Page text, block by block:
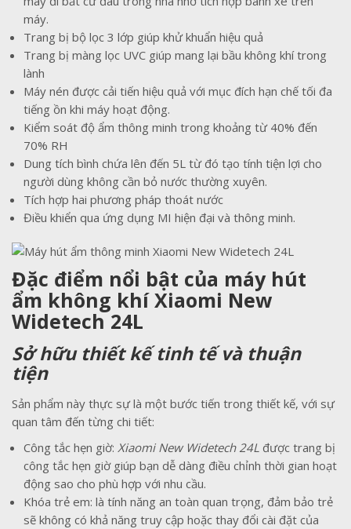
máy.
Trang bị bộ lọc 3 lớp giúp khử khuẩn hiệu quả
Trang bị màng lọc UVC giúp mang lại bầu không khí trong
lành
Máy nén được cải tiến hiệu quả với mục đích hạn chế tối đa
tiếng ồn khi máy hoạt động.
Kiểm soát độ ẩm thông minh trong khoảng từ 40% đến
70% RH
Dung tích bình chứa lên đến 5L từ đó tạo tính tiện lợi cho
người dùng không cần bỏ nước thường xuyên.
Tích hợp hai phương pháp thoát nước
Điều khiển qua ứng dụng MI hiện đại và thông minh.
Đặc điểm nổi bật của máy hút
ẩm không khí Xiaomi New
Widetech 24L
Sở hữu thiết kế tinh tế và thuận
tiện
Sản phẩm này thực sự là một bước tiến trong thiết kế, với sự
quan tâm đến từng chi tiết:
Công tắc hẹn giờ: Xiaomi New Widetech 24L được trang bị
công tắc hẹn giờ giúp bạn dễ dàng điều chỉnh thời gian hoạt
động sao cho phù hợp với nhu cầu.
Khóa trẻ em: là tính năng an toàn quan trọng, đảm bảo trẻ
sẽ không có khả năng truy cập hoặc thay đổi cài đặt của